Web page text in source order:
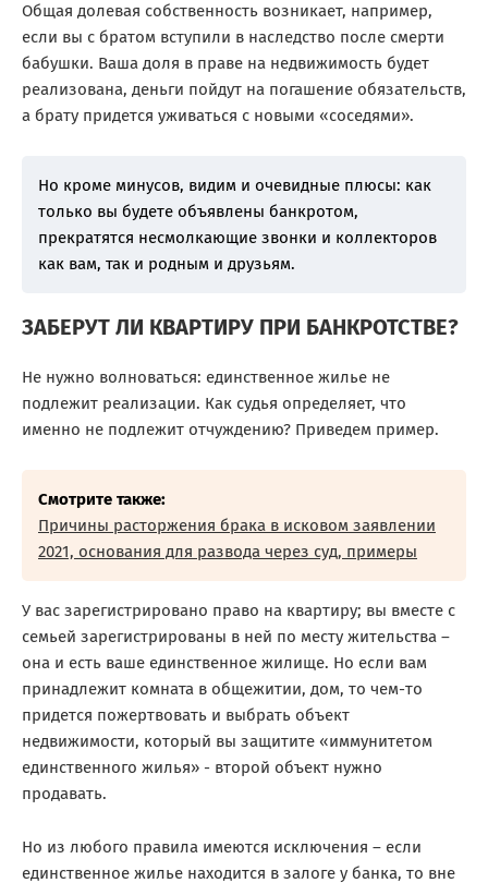
Общая долевая собственность возникает, например,
если вы с братом вступили в наследство после смерти
бабушки. Ваша доля в праве на недвижимость будет
реализована, деньги пойдут на погашение обязательств,
а брату придется уживаться с новыми «соседями».
Но кроме минусов, видим и очевидные плюсы: как
только вы будете объявлены банкротом,
прекратятся несмолкающие звонки и коллекторов
как вам, так и родным и друзьям.
ЗАБЕРУТ ЛИ КВАРТИРУ ПРИ БАНКРОТСТВЕ?
Не нужно волноваться: единственное жилье не
подлежит реализации. Как судья определяет, что
именно не подлежит отчуждению? Приведем пример.
Смотрите также:
Причины расторжения брака в исковом заявлении
2021, основания для развода через суд, примеры
У вас зарегистрировано право на квартиру; вы вместе с
семьей зарегистрированы в ней по месту жительства –
она и есть ваше единственное жилище. Но если вам
принадлежит комната в общежитии, дом, то чем-то
придется пожертвовать и выбрать объект
недвижимости, который вы защитите «иммунитетом
единственного жилья» - второй объект нужно
продавать.
Но из любого правила имеются исключения – если
единственное жилье находится в залоге у банка, то вне